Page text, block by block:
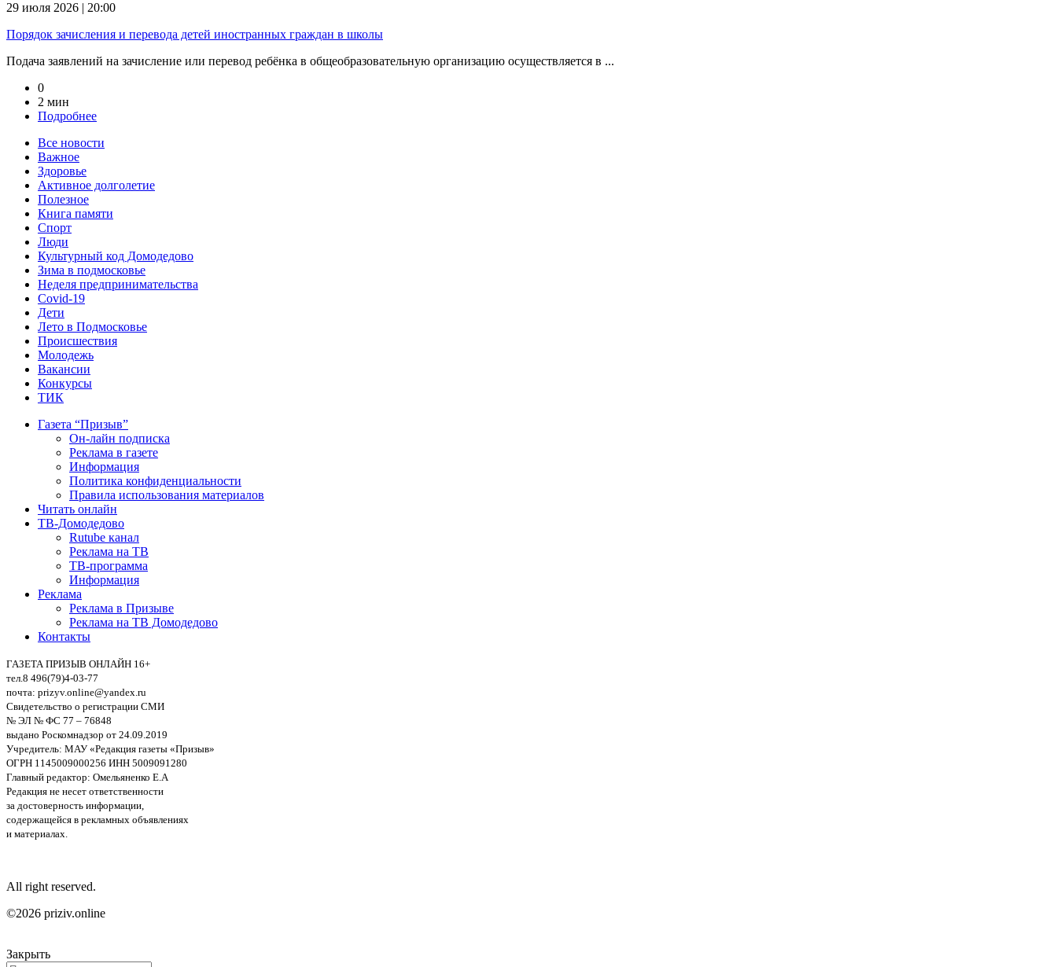
29 июля 2026 | 20:00
Порядок зачисления и перевода детей иностранных граждан в школы
Подача заявлений на зачисление или перевод ребёнка в общеобразовательную организацию осуществляется в ...
0
2 мин
Подробнее
Все новости
Важное
Здоровье
Активное долголетие
Полезное
Книга памяти
Спорт
Люди
Культурный код Домодедово
Зима в подмосковье
Неделя предпринимательства
Covid-19
Дети
Лето в Подмосковье
Происшествия
Молодежь
Вакансии
Конкурсы
ТИК
Газета “Призыв”
Он-лайн подписка
Реклама в газете
Информация
Политика конфиденциальности
Правила использования материалов
Читать онлайн
ТВ-Домодедово
Rutube канал
Реклама на ТВ
ТВ-программа
Информация
Реклама
Реклама в Призыве
Реклама на ТВ Домодедово
Контакты
ГАЗЕТА ПРИЗЫВ ОНЛАЙН 16+
тел.8 496(79)4-03-77
почта: prizyv.online@yandex.ru
Свидетельство о регистрации СМИ
№ ЭЛ № ФС 77 – 76848
выдано Роскомнадзор от 24.09.2019
Учредитель: МАУ «Редакция газеты «Призыв»
ОГРН 1145009000256 ИНН 5009091280
Главный редактор: Омельяненко Е.А
Редакция не несет ответственности
за достоверность информации,
содержащейся в рекламных объявлениях
и материалах.
All right reserved.
©2026 priziv.online
Закрыть